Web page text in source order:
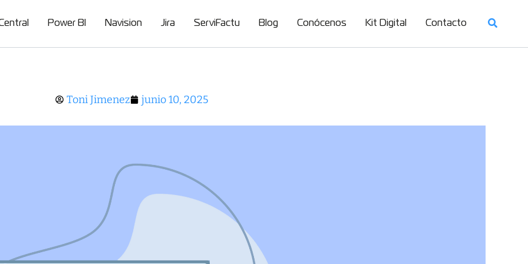
Power BI Navision Jira ServiFactu Blog Conócenos Kit Digital Contacto
Toni Jimenez
junio 10, 2025